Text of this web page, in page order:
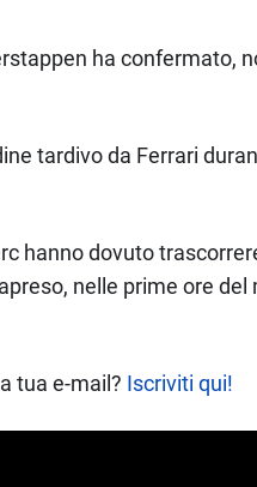
ha confermato,
tardivo da Ferrari
hanno dovuto
nelle prime ore del
tua e-mail? Iscriviti qui!